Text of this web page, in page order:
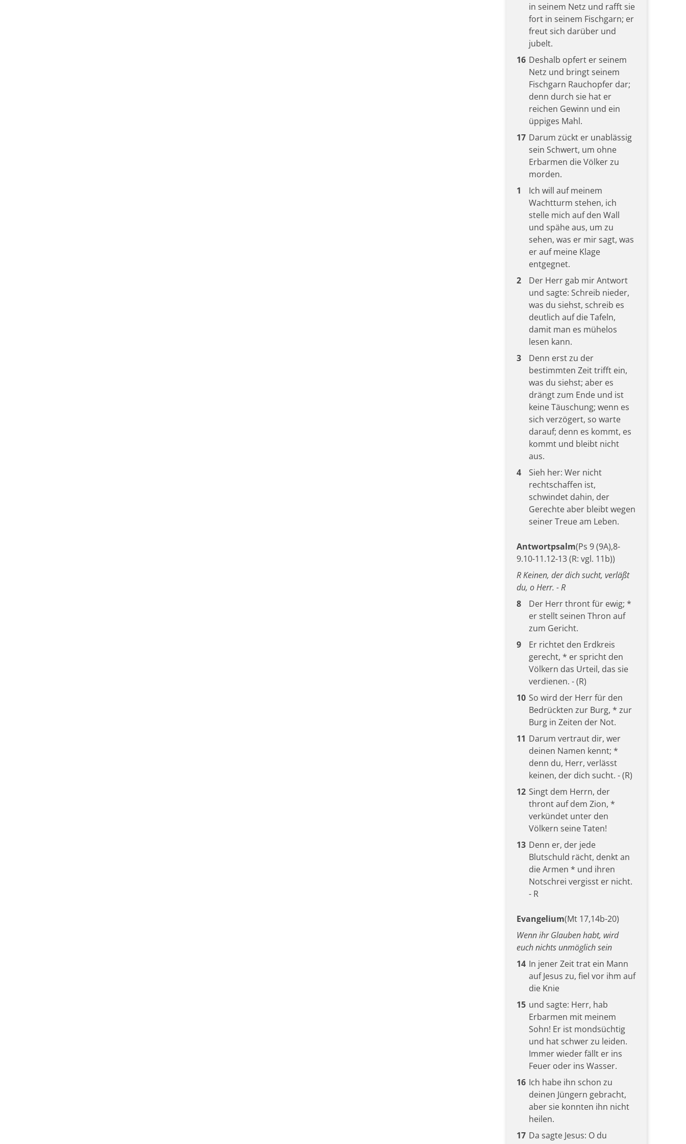
in seinem Netz und rafft sie
fort in seinem Fischgarn; er
freut sich darüber und
jubelt.
16 Deshalb opfert er seinem
Netz und bringt seinem
Fischgarn Rauchopfer dar;
denn durch sie hat er
reichen Gewinn und ein
üppiges Mahl.
17 Darum zückt er unablässig
sein Schwert, um ohne
Erbarmen die Völker zu
morden.
1
Ich will auf meinem
Wachtturm stehen, ich
stelle mich auf den Wall
und spähe aus, um zu
sehen, was er mir sagt, was
er auf meine Klage
entgegnet.
2
Der Herr gab mir Antwort
und sagte: Schreib nieder,
was du siehst, schreib es
deutlich auf die Tafeln,
damit man es mühelos
lesen kann.
3
Denn erst zu der
bestimmten Zeit trifft ein,
was du siehst; aber es
drängt zum Ende und ist
keine Täuschung; wenn es
sich verzögert, so warte
darauf; denn es kommt, es
kommt und bleibt nicht
aus.
4
Sieh her: Wer nicht
rechtschaffen ist,
schwindet dahin, der
Gerechte aber bleibt wegen
seiner Treue am Leben.
Antwortpsalm(Ps 9 (9A),8-
9.10-11.12-13 (R: vgl. 11b))
R Keinen, der dich sucht, verläßt
du, o Herr. - R
8
Der Herr thront für ewig; *
er stellt seinen Thron auf
zum Gericht.
9
Er richtet den Erdkreis
gerecht, * er spricht den
Völkern das Urteil, das sie
verdienen. - (R)
10 So wird der Herr für den
Bedrückten zur Burg, * zur
Burg in Zeiten der Not.
11 Darum vertraut dir, wer
deinen Namen kennt; *
denn du, Herr, verlässt
keinen, der dich sucht. - (R)
12 Singt dem Herrn, der
thront auf dem Zion, *
verkündet unter den
Völkern seine Taten!
13 Denn er, der jede
Blutschuld rächt, denkt an
die Armen * und ihren
Notschrei vergisst er nicht.
- R
Evangelium(Mt 17,14b-20)
Wenn ihr Glauben habt, wird
euch nichts unmöglich sein
14 In jener Zeit trat ein Mann
auf Jesus zu, fiel vor ihm auf
die Knie
15 und sagte: Herr, hab
Erbarmen mit meinem
Sohn! Er ist mondsüchtig
und hat schwer zu leiden.
Immer wieder fällt er ins
Feuer oder ins Wasser.
16 Ich habe ihn schon zu
deinen Jüngern gebracht,
aber sie konnten ihn nicht
heilen.
17 Da sagte Jesus: O du